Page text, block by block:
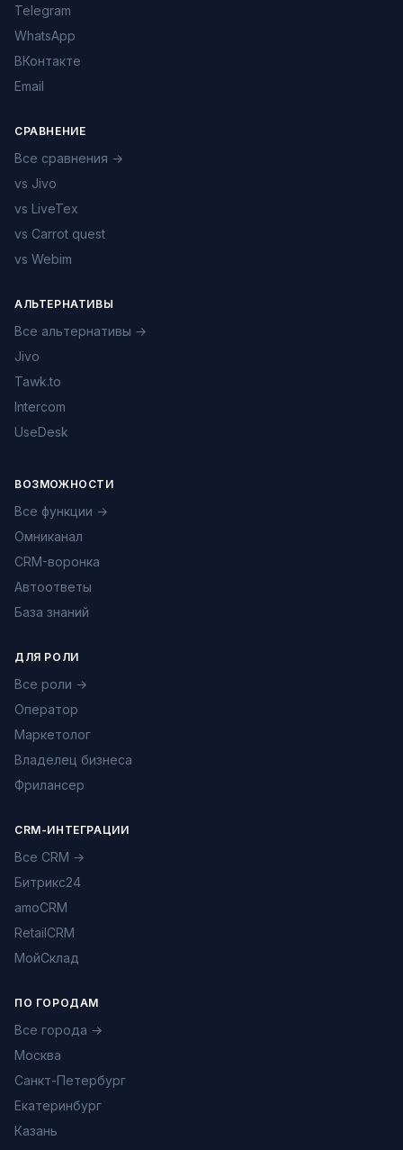
Telegram
WhatsApp
ВКонтакте
Email
СРАВНЕНИЕ
Все сравнения →
vs Jivo
vs LiveTex
vs Carrot quest
vs Webim
АЛЬТЕРНАТИВЫ
Все альтернативы →
Jivo
Tawk.to
Intercom
UseDesk
ВОЗМОЖНОСТИ
Все функции →
Омниканал
CRM-воронка
Автоответы
База знаний
ДЛЯ РОЛИ
Все роли →
Оператор
Маркетолог
Владелец бизнеса
Фрилансер
CRM-ИНТЕГРАЦИИ
Все CRM →
Битрикс24
amoCRM
RetailCRM
МойСклад
ПО ГОРОДАМ
Все города →
Москва
Санкт-Петербург
Екатеринбург
Казань